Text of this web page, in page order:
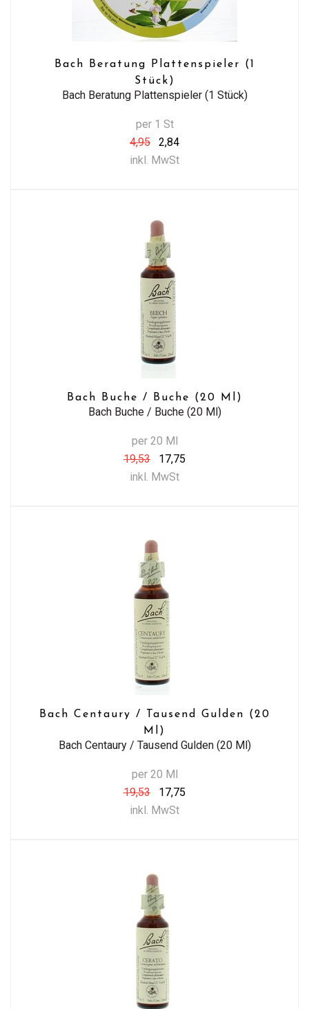
Bach Beratung Plattenspieler (1
Stück)
Bach Beratung Plattenspieler (1 Stück)
per 1 St
4,95
2,84
inkl. MwSt
Bach Buche / Buche (20 Ml)
Bach Buche / Buche (20 Ml)
per 20 Ml
19,53
17,75
inkl. MwSt
Bach Centaury / Tausend Gulden (20
Ml)
Bach Centaury / Tausend Gulden (20 Ml)
per 20 Ml
19,53
17,75
inkl. MwSt